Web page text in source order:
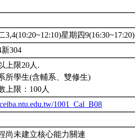
3,4(10:20~12:10)星期四9(16:30~17:20)
新304
上限20人.
所學生(含輔系、雙修生)
上限：100人
1001_Cal_B08
尚未建立核心能力關連